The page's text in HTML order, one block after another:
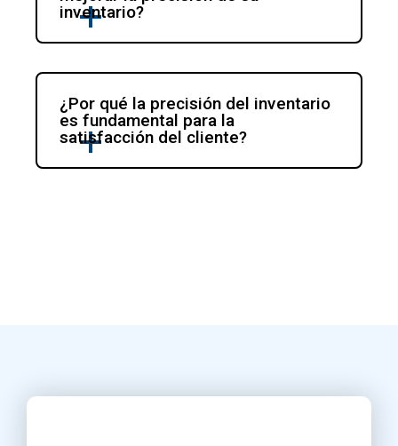
inventario?
¿Por qué la precisión del inventario
es fundamental para la
satisfacción del cliente?